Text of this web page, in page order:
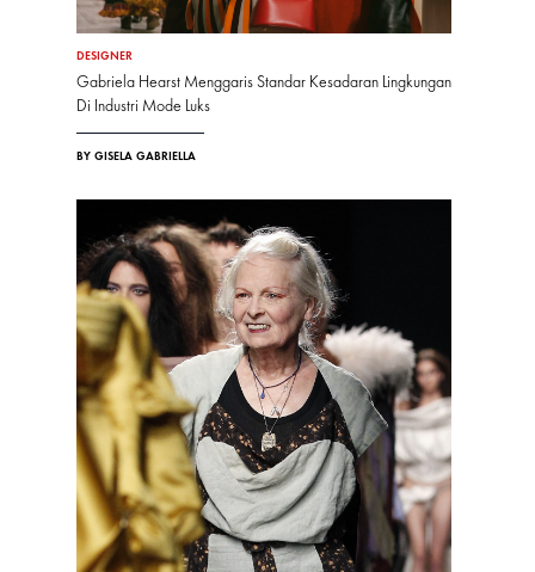
DESIGNER
Gabriela Hearst Menggaris Standar Kesadaran Lingkungan
Di Industri Mode Luks
BY GISELA GABRIELLA